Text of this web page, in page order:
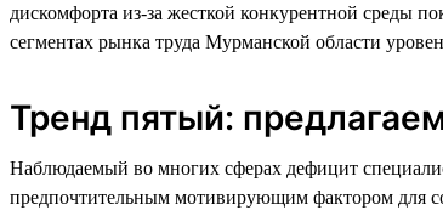
дискомфорта из-за жесткой конкурентной среды
сегментах рынка труда Мурманской области
Тренд пятый:
Наблюдаемый во многих сферах дефицит
предпочтительным мотивирующим фактором для